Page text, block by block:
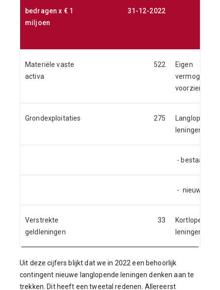
bedragen x € 1
miljoen
31-12-2022
Materiële vaste
activa
522
Eigen
vermogen en
voorzieningen
Grondexploitaties 275
Langlopende
leningen
- bestaand
- nieuw
Verstrekte
geldleningen
33
Kortlopende
leningen
Uit deze cijfers blijkt dat we in 2022 een behoorlijk
contingent nieuwe langlopende leningen denken aan te
trekken. Dit heeft een tweetal redenen. Allereerst